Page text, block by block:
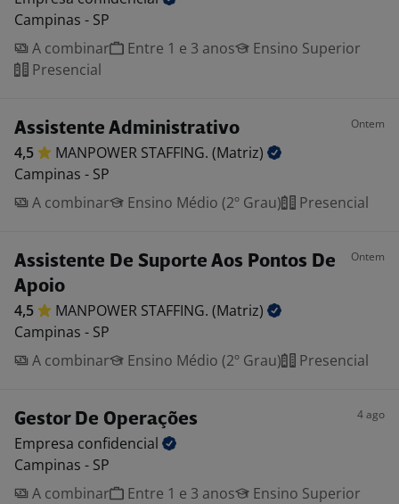
Campinas - SP
A combinar
Entre 1 e 3 anos
Ensino Superior
Presencial
Assistente Administrativo Ontem
4,5 MANPOWER STAFFING. (Matriz)
Campinas - SP
A combinar
Ensino Médio (2º Grau) Presencial
Assistente De Suporte Aos Pontos De
Apoio
Ontem
4,5 MANPOWER STAFFING. (Matriz)
Campinas - SP
A combinar
Ensino Médio (2º Grau) Presencial
Gestor De Operações 4 ago
Empresa confidencial
Campinas - SP
A combinar
Entre 1 e 3 anos
Ensino Superior